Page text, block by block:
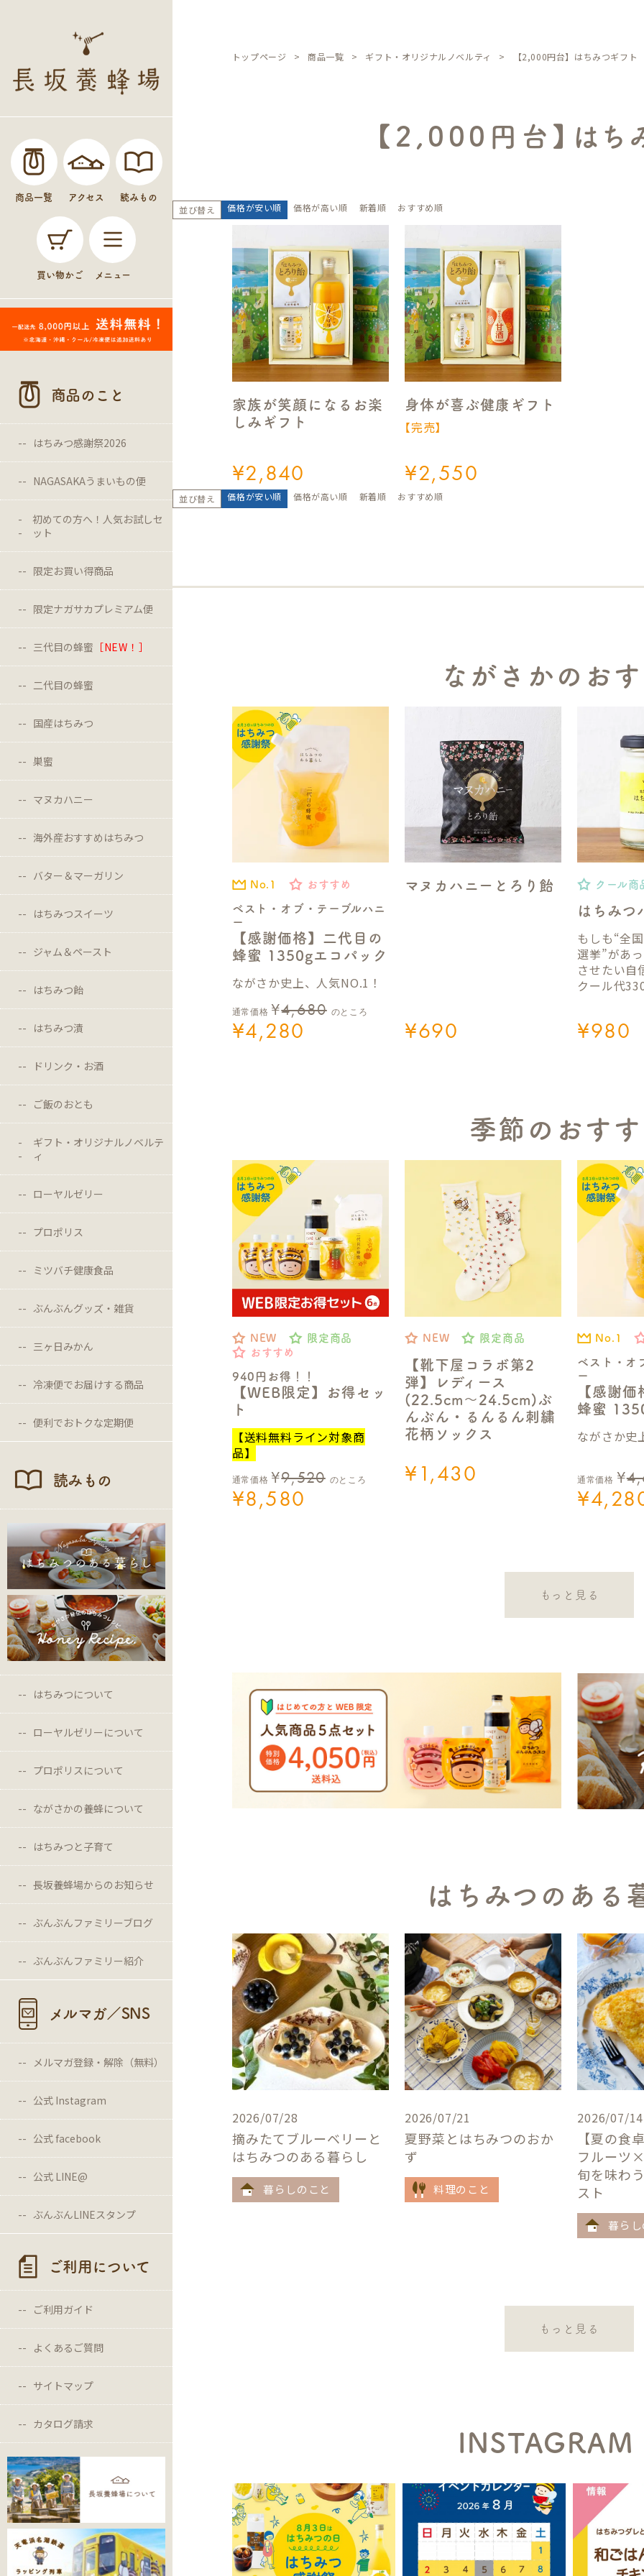
商品一覧 アクセス 読みもの
買い物かご メニュー
商品のこと
はちみつ感謝祭2026
NAGASAKAうまいもの便
初めての方へ！人気お試しセ
ット
限定お買い得商品
限定ナガサカプレミアム便
三代目の蜂蜜 ［NEW！］
二代目の蜂蜜
国産はちみつ
巣蜜
マヌカハニー
海外産おすすめはちみつ
バター＆マーガリン
はちみつスイーツ
ジャム＆ペースト
はちみつ飴
はちみつ漬
ドリンク・お酒
ご飯のおとも
ギフト・オリジナルノベルテ
ィ
ローヤルゼリー
プロポリス
ミツバチ健康食品
ぶんぶんグッズ・雑貨
三ヶ日みかん
冷凍便でお届けする商品
便利でおトクな定期便
読みもの
はちみつについて
ローヤルゼリーについて
プロポリスについて
ながさかの養蜂について
はちみつと子育て
長坂養蜂場からのお知らせ
ぶんぶんファミリーブログ
ぶんぶんファミリー紹介
メルマガ／SNS
メルマガ登録・解除（無料）
公式 Instagram
公式 facebook
公式 LINE@
ぶんぶんLINEスタンプ
ご利用について
ご利用ガイド
よくあるご質問
サイトマップ
カタログ請求
トップページ 商品一覧 ギフト・オリジナルノベルティ 【2,000円台】はちみつギフト
【2,000円台】はち
並び替え 価格が安い順 価格が高い順 新着順 おすすめ順
家族が笑顔になるお楽
しみギフト
¥2,840
身体が喜ぶ健康ギフト
【完売】
¥2,550
並び替え 価格が安い順 価格が高い順 新着順 おすすめ順
ながさかのお
No.1 おすすめ
ベスト・オブ・テーブルハニ
ー
【感謝価格】二代目の
蜂蜜 1350gエコパック
ながさか史上、人気NO.1！
通常価格 ¥4,680 のところ
¥4,280
マヌカハニーとろり飴
¥690
クール商
はちみつ
もしも“全
選挙”があ
させたい自
クール代
¥980
季節のおす
NEW
限定商品
おすすめ
940円お得！！
【WEB限定】お得セッ
ト
【送料無料ライン対象商
品】
通常価格 ¥9,520 のところ
¥8,580
NEW 限定商品
【靴下屋コラボ第2
弾】レディース
(22.5cm～24.5cm)ぶ
んぶん・るんるん刺繍
花柄ソックス
¥1,430
No.1
ベスト・オ
ー
【感謝
蜂蜜
ながさか史
通常価格 ¥
¥
もっと見る
はちみつのある
2026/07/28
摘みたてブルーベリーと
はちみつのある暮らし
暮らしのこと
2026/07/21
夏野菜とはちみつのおか
ず
料理のこと
2026/07/14
【夏の食
フルーツ
旬を味わ
スト
暮ら
もっと見る
INSTAGRAM